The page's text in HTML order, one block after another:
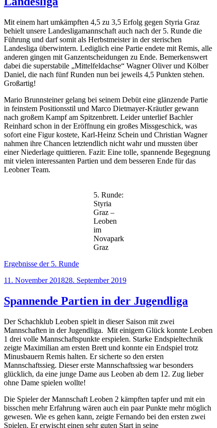
Mit einem hart umkämpften 4,5 zu 3,5 Erfolg gegen Styria Graz
behielt unsere Landesligamannschaft auch nach der 5. Runde die
Führung und darf somit als Herbstmeister in der sterischen
Landesliga überwintern. Lediglich eine Partie endete mit Remis, alle
anderen gingen mit Ganzentscheidungen zu Ende. Bemerkenswert
dabei die superstabile „Mittelfeldachse“ Wagner Oliver und Kölber
Daniel, die nach fünf Runden nun bei jeweils 4,5 Punkten stehen.
Großartig!
Mario Brunnsteiner gelang bei seinem Debüt eine glänzende Partie
in feinstem Positionsstil und Marco Dietmayer-Kräutler gewann
nach großem Kampf am Spitzenbrett. Leider unterlief Bachler
Reinhard schon in der Eröffnung ein großes Missgeschick, was
sofort eine Figur kostete, Karl-Heinz Schein und Christian Wagner
nahmen ihre Chancen letztendlich nicht wahr und mussten über
einer Niederlage quittieren. Fazit: Eine tolle, spannende Begegnung
mit vielen interessanten Partien und dem besseren Ende für das
Leobner Team.
5. Runde:
Styria
Graz –
Leoben
im
Novapark
Graz
Ergebnisse der 5. Runde
Veröffentlicht
11. November 201828. September 2019
Spannende Partien in der Jugendliga
Der Schachklub Leoben spielt in dieser Saison mit zwei
Mannschaften in der Jugendliga. Mit einigem Glück konnte Leoben
1 drei volle Mannschaftspunkte erspielen. Starke Endspieltechnik
zeigte Maximilian am ersten Brett und konnte ein Endspiel trotz
Minusbauern Remis halten. Er sicherte so den ersten
Mannschaftssieg. Dieser erste Mannschaftssieg war besonders
glücklich, da eine junge Dame aus Leoben ab dem 12. Zug lieber
ohne Dame spielen wollte!
Die Spieler der Mannschaft Leoben 2 kämpften tapfer und mit ein
bisschen mehr Erfahrung wären auch ein paar Punkte mehr möglich
gewesen. Wie es gehen kann, zeigte Fernando bei den ersten zwei
Spielen. Er erwischt einen sehr guten Start in seine